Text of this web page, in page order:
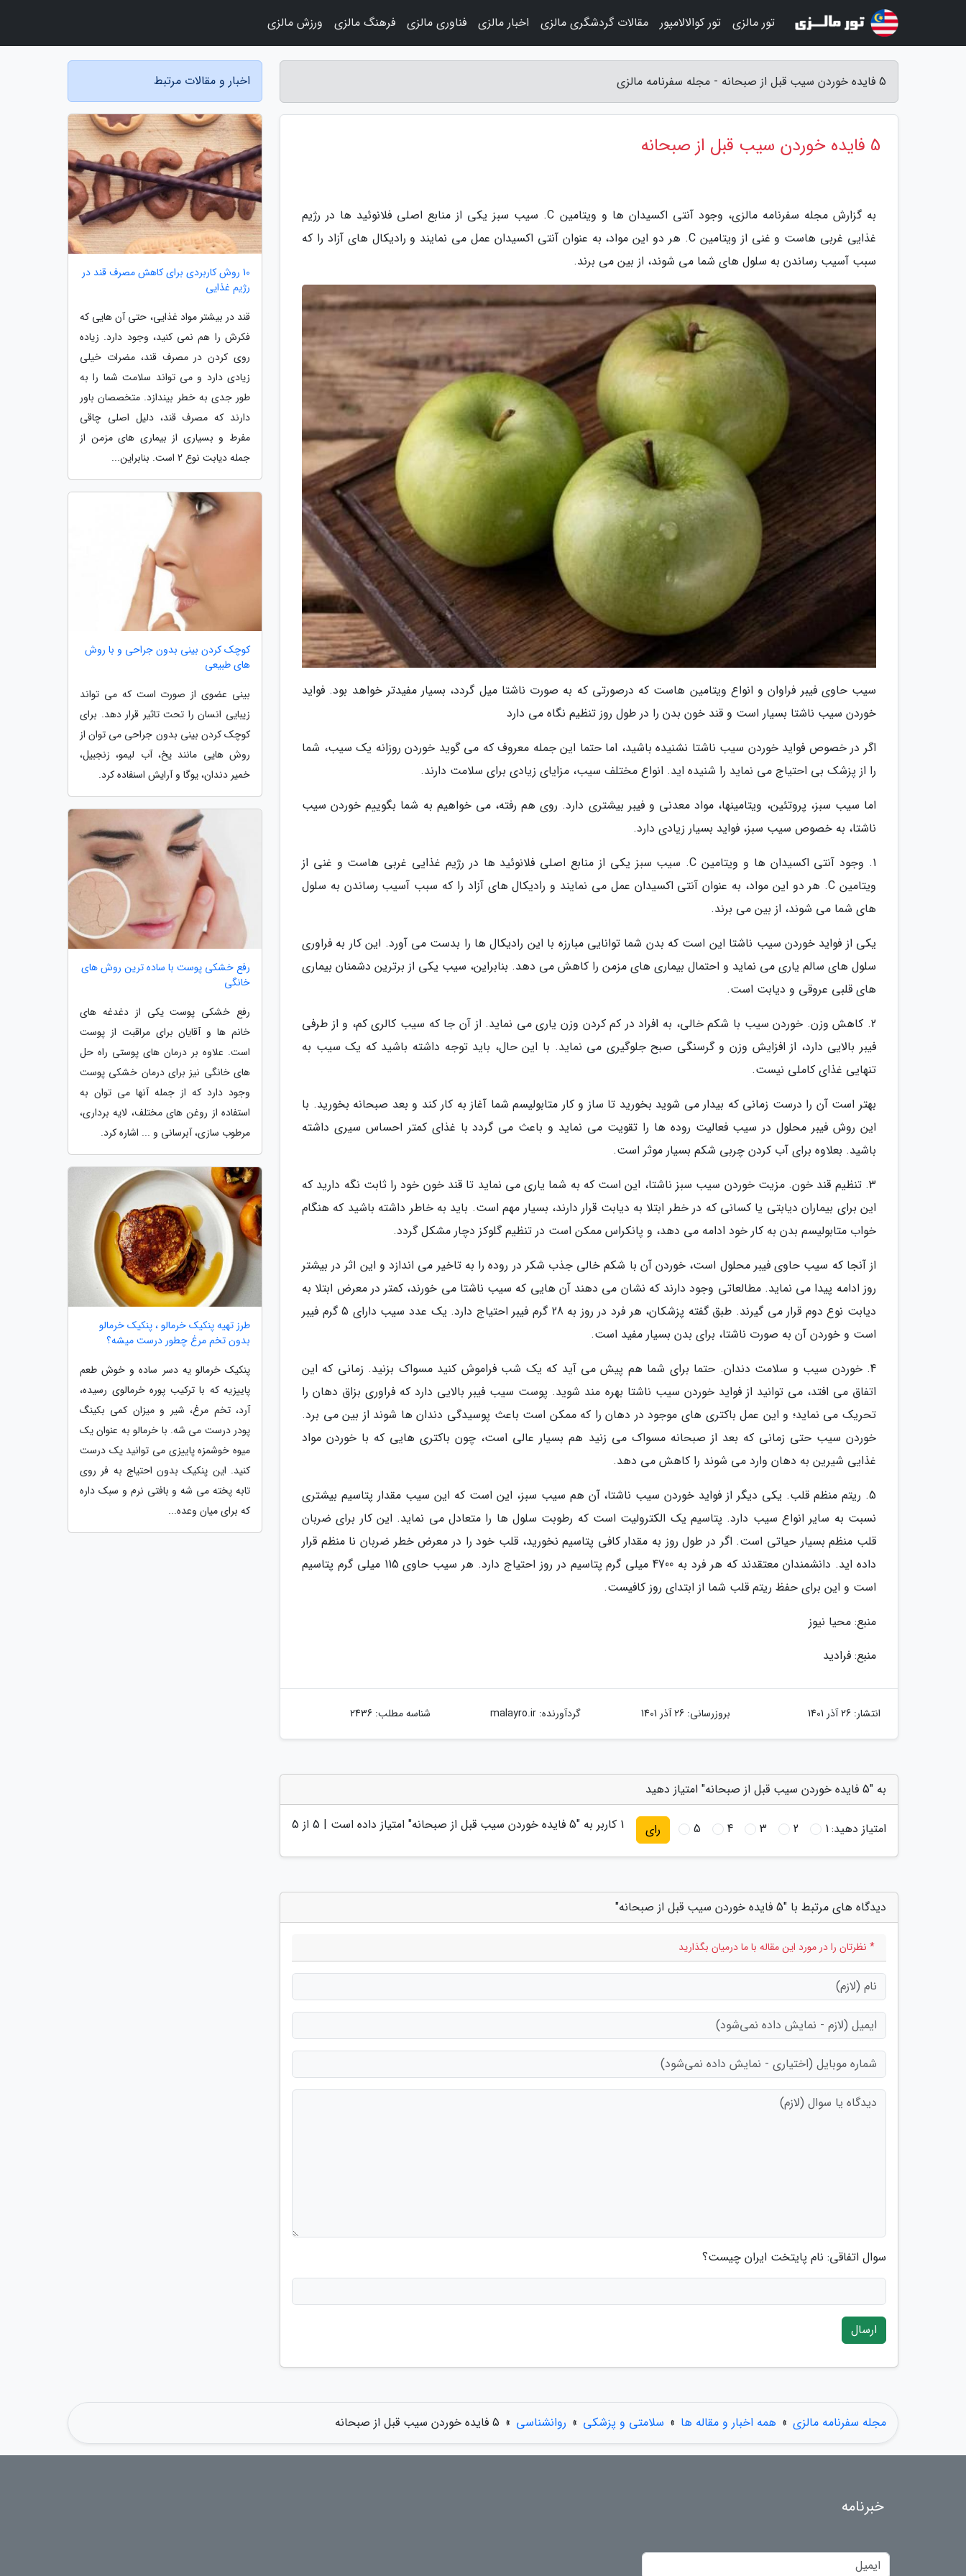
5 فایده خوردن سیب قبل از صبحانه - مجله سفرنامه مالزی
5 فایده خوردن سیب قبل از صبحانه
به گزارش مجله سفرنامه مالزی، وجود آنتی اکسیدان ها و ویتامین C. سیب سبز یکی از منابع اصلی فلانوئید ها در رژیم
غذایی غربی هاست و غنی از ویتامین C. هر دو این مواد، به عنوان آنتی اکسیدان عمل می نمایند و رادیکال های آزاد را که
سبب آسیب رساندن به سلول های شما می شوند، از بین می برند.
سیب حاوی فیبر فراوان و انواع ویتامین هاست که درصورتی که به صورت ناشتا میل گردد، بسیار مفیدتر خواهد بود. فواید
خوردن سیب ناشتا بسیار است و قند خون بدن را در طول روز تنظیم نگاه می دارد
اگر در خصوص فواید خوردن سیب ناشتا نشنیده باشید، اما حتما این جمله معروف که می گوید خوردن روزانه یک سیب، شما
را از پزشک بی احتیاج می نماید را شنیده اید. انواع مختلف سیب، مزایای زیادی برای سلامت دارند.
اما سیب سبز، پروتئین، ویتامینها، مواد معدنی و فیبر بیشتری دارد. روی هم رفته، می خواهیم به شما بگوییم خوردن سیب
ناشتا، به خصوص سیب سبز، فواید بسیار زیادی دارد.
1. وجود آنتی اکسیدان ها و ویتامین C. سیب سبز یکی از منابع اصلی فلانوئید ها در رژیم غذایی غربی هاست و غنی از
ویتامین C. هر دو این مواد، به عنوان آنتی اکسیدان عمل می نمایند و رادیکال های آزاد را که سبب آسیب رساندن به سلول
های شما می شوند، از بین می برند.
یکی از فواید خوردن سیب ناشتا این است که بدن شما توانایی مبارزه با این رادیکال ها را بدست می آورد. این کار به فراوری
سلول های سالم یاری می نماید و احتمال بیماری های مزمن را کاهش می دهد. بنابراین، سیب یکی از برترین دشمنان بیماری
های قلبی عروقی و دیابت است.
2. کاهش وزن. خوردن سیب با شکم خالی، به افراد در کم کردن وزن یاری می نماید. از آن جا که سیب کالری کم، و از طرفی
فیبر بالایی دارد، از افزایش وزن و گرسنگی صبح جلوگیری می نماید. با این حال، باید توجه داشته باشید که یک سیب به
تنهایی غذای کاملی نیست.
بهتر است آن را درست زمانی که بیدار می شوید بخورید تا ساز و کار متابولیسم شما آغاز به کار کند و بعد صبحانه بخورید. با
این روش فیبر محلول در سیب فعالیت روده ها را تقویت می نماید و باعث می گردد با غذای کمتر احساس سیری داشته
باشید. بعلاوه برای آب کردن چربی شکم بسیار موثر است.
3. تنظیم قند خون. مزیت خوردن سیب سبز ناشتا، این است که به شما یاری می نماید تا قند خون خود را ثابت نگه دارید که
این برای بیماران دیابتی یا کسانی که در خطر ابتلا به دیابت قرار دارند، بسیار مهم است. باید به خاطر داشته باشید که هنگام
خواب متابولیسم بدن به کار خود ادامه می دهد، و پانکراس ممکن است در تنظیم گلوکز دچار مشکل گردد.
از آنجا که سیب حاوی فیبر محلول است، خوردن آن با شکم خالی جذب شکر در روده را به تاخیر می اندازد و این اثر در بیشتر
روز ادامه پیدا می نماید. مطالعاتی وجود دارند که نشان می دهند آن هایی که سیب ناشتا می خورند، کمتر در معرض ابتلا به
دیابت نوع دوم قرار می گیرند. طبق گفته پزشکان، هر فرد در روز به 28 گرم فیبر احتیاج دارد. یک عدد سیب دارای 5 گرم فیبر
است و خوردن آن به صورت ناشتا، برای بدن بسیار مفید است.
4. خوردن سیب و سلامت دندان. حتما برای شما هم پیش می آید که یک شب فراموش کنید مسواک بزنید. زمانی که این
اتفاق می افتد، می توانید از فواید خوردن سیب ناشتا بهره مند شوید. پوست سیب فیبر بالایی دارد که فراوری بزاق دهان را
تحریک می نماید؛ و این عمل باکتری های موجود در دهان را که ممکن است باعث پوسیدگی دندان ها شوند از بین می برد.
خوردن سیب حتی زمانی که بعد از صبحانه مسواک می زنید هم بسیار عالی است، چون باکتری هایی که با خوردن مواد
غذایی شیرین به دهان وارد می شوند را کاهش می دهد.
5. ریتم منظم قلب. یکی دیگر از فواید خوردن سیب ناشتا، آن هم سیب سبز، این است که این سیب مقدار پتاسیم بیشتری
نسبت به سایر انواع سیب دارد. پتاسیم یک الکترولیت است که رطوبت سلول ها را متعادل می نماید. این کار برای ضربان
قلب منظم بسیار حیاتی است. اگر در طول روز به مقدار کافی پتاسیم نخورید، قلب خود را در معرض خطر ضربان نا منظم قرار
داده اید. دانشمندان معتقدند که هر فرد به 4700 میلی گرم پتاسیم در روز احتیاج دارد. هر سیب حاوی 115 میلی گرم پتاسیم
است و این برای حفظ ریتم قلب شما از ابتدای روز کافیست.
منبع: محیا نیوز
منبع: فرادید
انتشار: 26 آذر 1401 بروزرسانی: 26 آذر 1401 گردآورنده:malayro.ir شناسه مطلب: 2436
به "5 فایده خوردن سیب قبل از صبحانه" امتیاز دهید
1 کاربر به "5 فایده خوردن سیب قبل از صبحانه " امتیاز داده است | 5 از 5 امتیاز دهید:1
2
3
4
5 رای
دیدگاه های مرتبط با "5 فایده خوردن سیب قبل از صبحانه"
* نظرتان را در مورد این مقاله با ما درمیان بگذارید
سوال اتفاقی: نام پایتخت ایران چیست؟
ارسال
اخبار و مقالات مرتبط
10 روش کاربردی برای کاهش مصرف قند در
رژیم غذایی
قند در بیشتر مواد غذایی، حتی آن هایی که
فکرش را هم نمی کنید، وجود دارد. زیاده
روی کردن در مصرف قند، مضرات خیلی
زیادی دارد و می تواند سلامت شما را به
طور جدی به خطر بیندازد. متخصصان باور
دارند که مصرف قند، دلیل اصلی چاقی
مفرط و بسیاری از بیماری های مزمن از
جمله دیابت نوع 2 است. بنابراین...
کوچک کردن بینی بدون جراحی و با روش
های طبیعی
بینی عضوی از صورت است که می تواند
زیبایی انسان را تحت تاثیر قرار دهد. برای
کوچک کردن بینی بدون جراحی می توان از
روش هایی مانند یخ، آب لیمو، زنجبیل،
خمیر دندان، یوگا و آرایش اسنفاده کرد.
رفع خشکی پوست با ساده ترین روش های
خانگی
رفع خشکی پوست یکی از دغدغه های
خانم ها و آقایان برای مراقبت از پوست
است. علاوه بر درمان های پوستی راه حل
های خانگی نیز برای درمان خشکی پوست
وجود دارد که از جمله آنها می توان به
استفاده از روغن های مختلف، لایه برداری،
مرطوب سازی، آبرسانی و ... اشاره کرد.
طرز تهیه پنکیک خرمالو ، پنکیک خرمالو
بدون تخم مرغ چطور درست میشه؟
پنکیک خرمالو یه دسر ساده و خوش طعم
پاییزیه که با ترکیب پوره خرمالوی رسیده،
آرد، تخم مرغ، شیر و میزان کمی بکینگ
پودر درست می شه. با خرمالو به عنوان یک
میوه خوشمزه پاییزی می توانید یک درست
کنید. این پنکیک بدون احتیاج به فر روی
تابه پخته می شه و بافتی نرم و سبک داره
که برای میان وعده...
مجله سفرنامه مالزی » همه اخبار و مقاله ها » سلامتی و پزشکی » روانشناسی » 5 فایده خوردن سیب قبل از صبحانه
تور مالزی تور کوالالامپور مقالات گردشگری مالزی اخبار مالزی فناوری مالزی فرهنگ مالزی ورزش مالزی
خبرنامه